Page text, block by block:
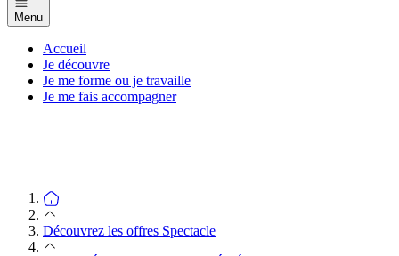
Menu
Accueil
Je découvre
Je me forme ou je travaille
Je me fais accompagner
Découvrez les offres Spectacle